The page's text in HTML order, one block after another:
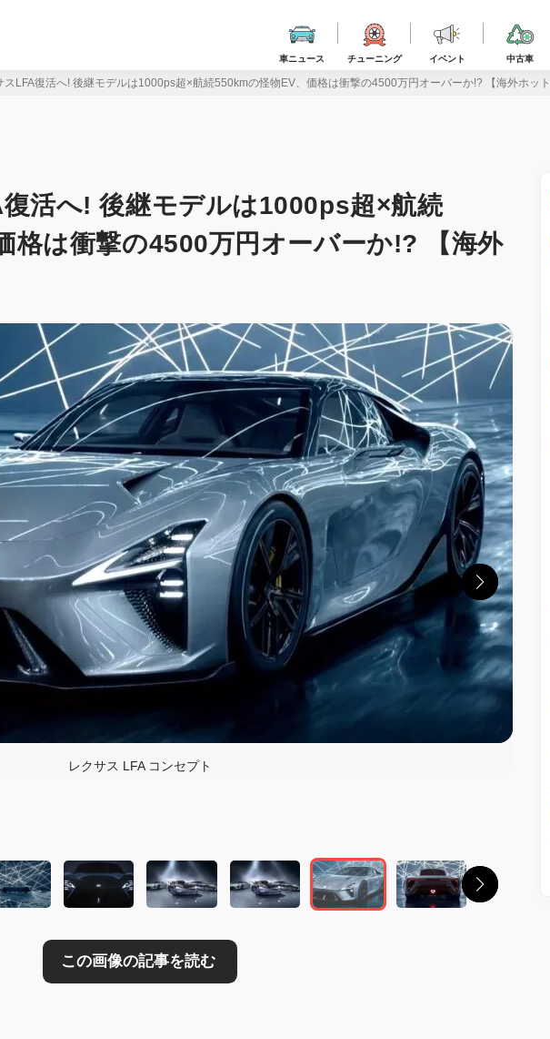
車ニュース チューニング イベント 中古車
スLFA復活へ! 後継モデルは1000ps超×航続550kmの怪物EV、価格は衝撃の4500万円オーバーか!? 【海外ホット
活へ! 後継モデルは1000ps超×航続
格は衝撃の4500万円オーバーか!? 【海外
レクサス LFA コンセプト